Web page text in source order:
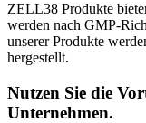
ZELL38 Produkte
werden nach GMP-
unserer Produkte
hergestellt.
Nutzen Sie die
Unternehmen.